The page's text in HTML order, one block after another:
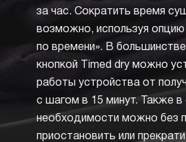
за час. Сократить время
возможно, используя
по времени». В
кнопкой Timed dry можно
работы устройства от
с шагом в 15 минут. Также в
необходимости можно без
приостановить или